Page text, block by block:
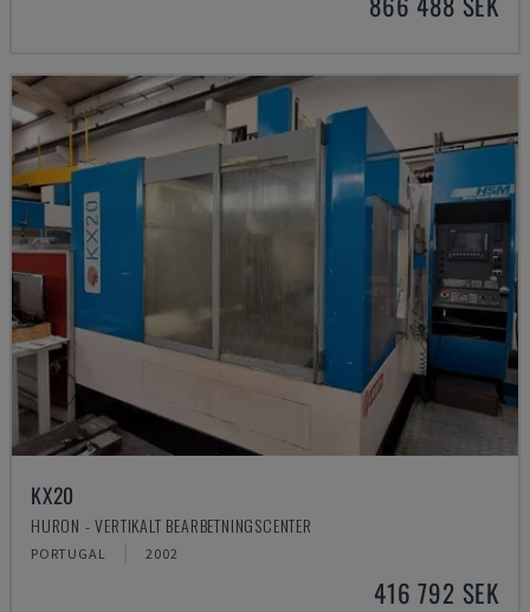
KX20
HURON - VERTIKALT BEARBETNINGSCENTER
PORTUGAL 2002
416 792 SEK